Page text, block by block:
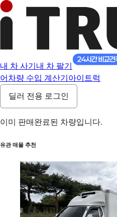
내 차 사기 내 차 팔기
어 차량 수입 계산기 아이트럭
딜러 전용 로그인
이미 판매완료된 차량입니다.
유관 매물 추천